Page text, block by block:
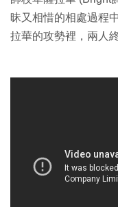
昧又相惜的相處過程
拉華的攻勢裡，兩人